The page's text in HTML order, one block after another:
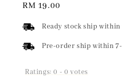
Regular
RM 19.00
Ready stock ship
Pre-order ship within
Ratings:0 - 0 votes